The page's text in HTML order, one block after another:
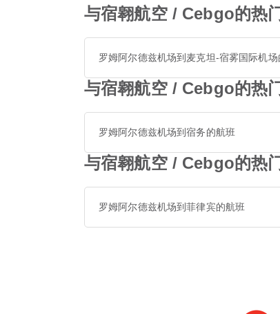
与宿翱航空 / Cebgo的热
罗姆阿尔德兹机场到麦克坦-宿雾国际机场
与宿翱航空 / Cebgo的热
罗姆阿尔德兹机场到宿务的航班
与宿翱航空 / Cebgo的热
罗姆阿尔德兹机场到菲律宾的航班